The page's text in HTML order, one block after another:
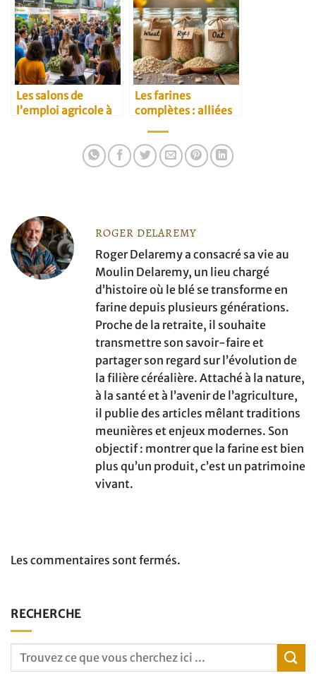
Les salons de
l’emploi agricole à
Les farines
complètes : alliées
ROGER DELAREMY
Roger Delaremy a consacré sa vie au
Moulin Delaremy, un lieu chargé
d’histoire où le blé se transforme en
farine depuis plusieurs générations.
Proche de la retraite, il souhaite
transmettre son savoir-faire et
partager son regard sur l’évolution de
la filière céréalière. Attaché à la nature,
à la santé et à l’avenir de l’agriculture,
il publie des articles mêlant traditions
meunières et enjeux modernes. Son
objectif : montrer que la farine est bien
plus qu’un produit, c’est un patrimoine
vivant.
Les commentaires sont fermés.
RECHERCHE